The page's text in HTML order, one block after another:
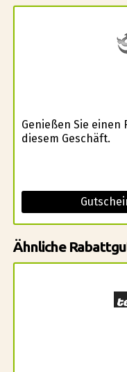
Genießen Sie einen
diesem Geschäft.
Ähnliche